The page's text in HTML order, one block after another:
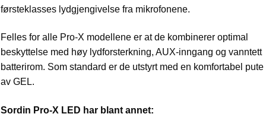
førsteklasses lydgjengivelse fra mikrofonene.
Felles for alle Pro-X modellene er at de kombinerer optimal
beskyttelse med høy lydforsterkning, AUX-inngang og vanntett
batterirom. Som standard er de utstyrt med en komfortabel pute
av GEL.
Sordin Pro-X LED har blant annet: